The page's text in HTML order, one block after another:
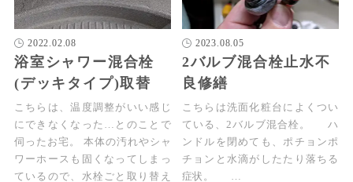
2022.02.08
浴室シャワー混合栓
(デッキタイプ)取替
こちらは、温度調整がいい感じ
にできなくなった…とのことで
伺ったお宅。 本体の汚れやシャ
ワーホースも固くなってしまっ
ているので、水栓ごと取り替え
2023.08.05
2バルブ混合栓止水不
良修繕
こちらは洗面化粧台によくつい
ている、2バルブ混合栓。 ハ
ンドルを閉めても、ポチョンポ
チョンと水滴がしたたり落ちる
症状。 …